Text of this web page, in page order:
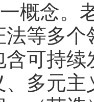
一概念
法等多
含可持
、多元